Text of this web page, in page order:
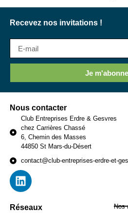
Recevez nos invitations !
Je
Nous contacter
Club Entreprises Erdre & Gesvres
chez Carrières Chassé
6, Chemin des Masses
44850 St Mars-du-Désert
contact@club-entreprises-erdre-et-
Réseaux Nos